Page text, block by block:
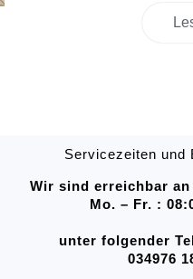
Servicezeiten und
Wir sind erreichbar an
Mo. – Fr. :
unter folgender
034976